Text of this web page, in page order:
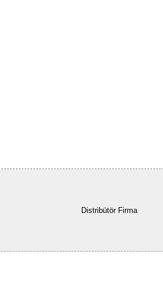
Distribütör Firma